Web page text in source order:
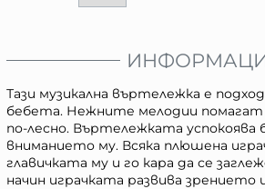
Тази музикална въртележка е
бебета. Нежните мелодии помагат
по-лесно. Въртележката успокоява
вниманието му. Всяка плюшена
главичката му и го кара да се
начин играчката развива зрението